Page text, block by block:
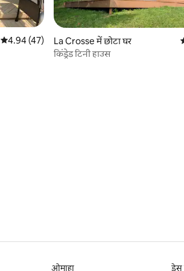
औसत रेटिंग 5 में से 4.94, 47 समीक्षाएँ
4.94 (47)
La Crosse में छोटा घर
किंड्रेड टिनी हाउस
ओमाहा डेस